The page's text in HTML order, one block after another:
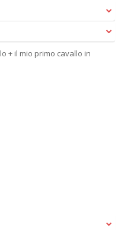
+ il mio primo cavallo in